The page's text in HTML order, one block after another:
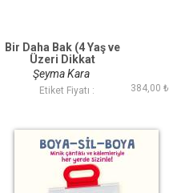
Bir Daha Bak (4 Yaş ve
Üzeri Dikkat
Geliştirme Oyun
Kartları - Silinebilir
Kalem Hediyeli)
Şeyma Kara
Etiket Fiyatı : 384,00 ₺